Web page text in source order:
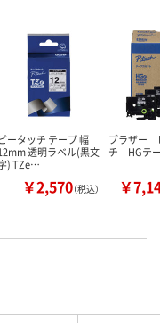
ピータッチ テープ 幅
透明ラベル(黒文
) TZe…
￥2,570（税込）
ブラザー
チ HGテ
￥